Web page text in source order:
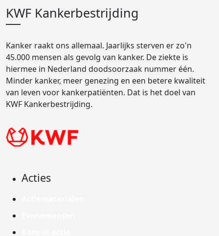
KWF Kankerbestrijding
Kanker raakt ons allemaal. Jaarlijks sterven er zo'n
45.000 mensen als gevolg van kanker. De ziekte is
hiermee in Nederland doodsoorzaak nummer één.
Minder kanker, meer genezing en een betere kwaliteit
van leven voor kankerpatiënten. Dat is het doel van
KWF Kankerbestrijding.
Acties